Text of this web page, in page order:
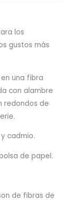
los
gustos más
una fibra
con alambre
redondos de
cadmio.
de papel.
de fibras de